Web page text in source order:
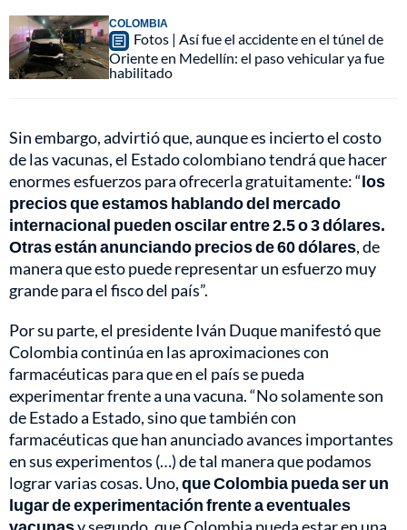
COLOMBIA
Fotos | Así fue el accidente en el túnel de
Oriente en Medellín: el paso vehicular ya fue
habilitado
Sin embargo, advirtió que, aunque es incierto el costo
de las vacunas, el Estado colombiano tendrá que hacer
enormes esfuerzos para ofrecerla gratuitamente: “los
precios que estamos hablando del mercado
internacional pueden oscilar entre 2.5 o 3 dólares.
Otras están anunciando precios de 60 dólares, de
manera que esto puede representar un esfuerzo muy
grande para el fisco del país”.
Por su parte, el presidente Iván Duque manifestó que
Colombia continúa en las aproximaciones con
farmacéuticas para que en el país se pueda
experimentar frente a una vacuna. “No solamente son
de Estado a Estado, sino que también con
farmacéuticas que han anunciado avances importantes
en sus experimentos (…) de tal manera que podamos
lograr varias cosas. Uno,que Colombia pueda ser un
lugar de experimentación frente a eventuales
vacunasy segundo, que Colombia pueda estar en una